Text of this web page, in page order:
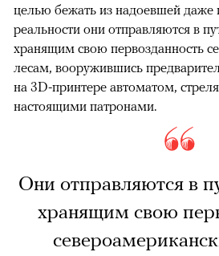
целью бежать из надоевшей даже
реальности они отправляются в
хранящим свою первозданность
лесам, вооружившись
на 3D-принтере автоматом,
настоящими патронами.
Они отправляются в
хранящим свою